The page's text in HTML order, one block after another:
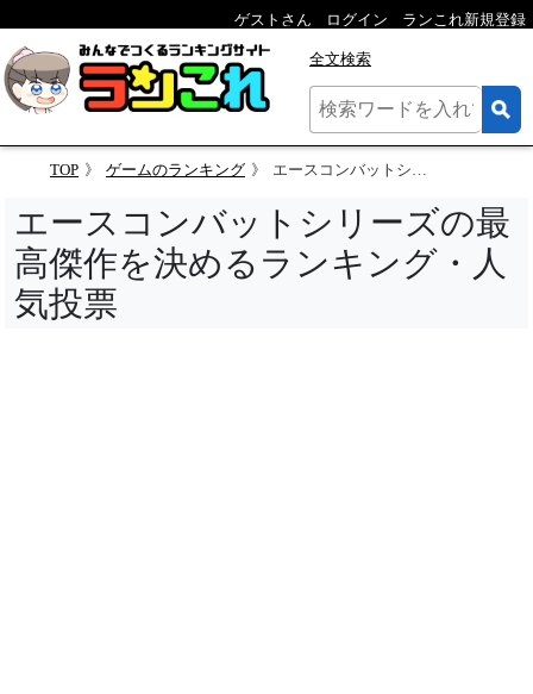
ゲストさん ログイン ランこれ新規登録
全文検索
TOP ゲームのランキング エースコンバットシリーズの最高傑作を決めるランキング
エースコンバットシリーズの最
高傑作を決めるランキング・人
気投票